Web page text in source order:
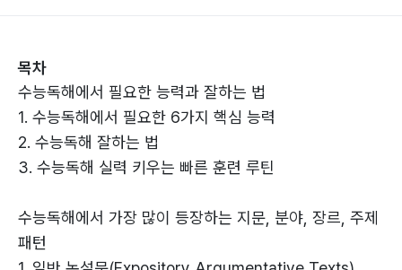
독해 원리》는 독해를 기술이 아닌 이해의 영역으로 끌어
올리는 실전 학습서다.
목차
수능독해에서 필요한 능력과 잘하는 법
1. 수능독해에서 필요한 6가지 핵심 능력
2. 수능독해 잘하는 법
3. 수능독해 실력 키우는 빠른 훈련 루틴
수능독해에서 가장 많이 등장하는 지문, 분야, 장르, 주제
패턴